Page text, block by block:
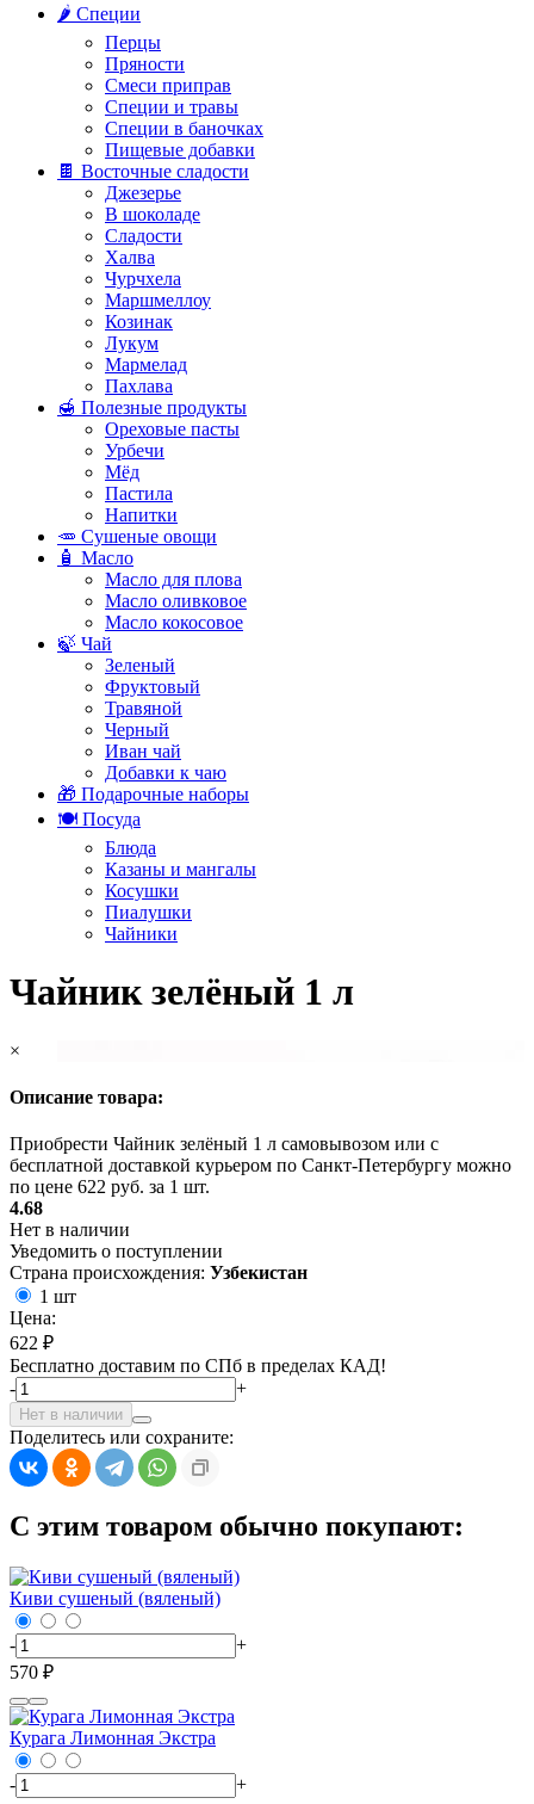
🌶️ Специи
Перцы
Пряности
Смеси приправ
Специи и травы
Специи в баночках
Пищевые добавки
🍫 Восточные сладости
Джезерье
В шоколаде
Сладости
Халва
Чурчхела
Маршмеллоу
Козинак
Лукум
Мармелад
Пахлава
🍯 Полезные продукты
Ореховые пасты
Урбечи
Мёд
Пастила
Напитки
🥕 Сушеные овощи
🧴 Масло
Масло для плова
Масло оливковое
Масло кокосовое
🍃 Чай
Зеленый
Фруктовый
Травяной
Черный
Иван чай
Добавки к чаю
🎁 Подарочные наборы
🍽️ Посуда
Блюда
Казаны и мангалы
Косушки
Пиалушки
Чайники
Чайник зелёный 1 л
×
Описание товара:
Приобрести Чайник зелёный 1 л самовывозом или с
бесплатной доставкой курьером по Санкт-Петербургу можно
по цене 622 руб. за 1 шт.
4.68
Нет в наличии
Уведомить о поступлении
Страна происхождения: Узбекистан
1 шт
Цена:
622 ₽
Бесплатно доставим по СПб в пределах КАД!
-
+
Нет в наличии
Поделитесь или сохраните:
С этим товаром обычно покупают:
Киви сушеный (вяленый)
-
+
570 ₽
Курага Лимонная Экстра
-
+